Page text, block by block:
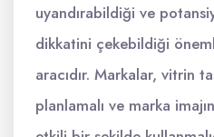
uyandırabildiği ve
dikkatini çekebildiği
aracıdır. Markalar, vitrin
planlamalı ve marka